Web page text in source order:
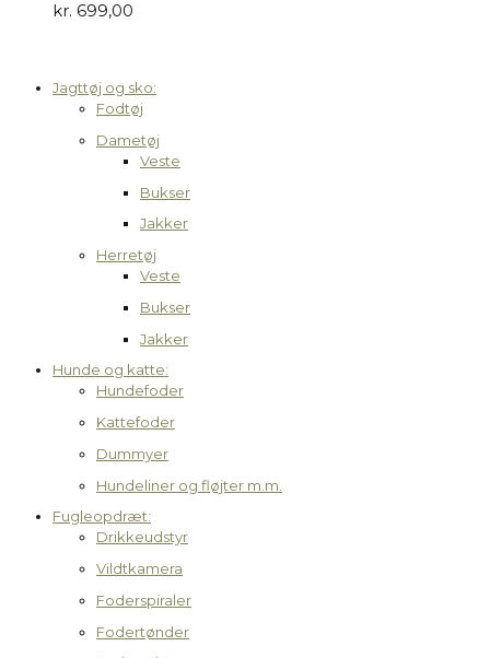
Jagttøj og sko:
Fodtøj
Dametøj
Veste
Bukser
Jakker
Herretøj
Veste
Bukser
Jakker
Hunde og katte:
Hundefoder
Kattefoder
Dummyer
Hundeliner og fløjter m.m.
Fugleopdræt:
Drikkeudstyr
Vildtkamera
Foderspiraler
Fodertønder
kr. 699,00